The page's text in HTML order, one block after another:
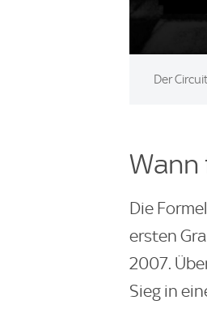
Image:
Der
Die
ersten
2007.
Sieg in